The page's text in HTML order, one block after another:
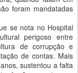
foram mandatadas
se nota no Hospital
perigoso entre
de corrupção e
de contas. Mais
sustentou a falta